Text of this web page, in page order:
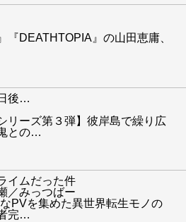
『DEATHTOPIA』の山田恵庸、
後…
リーズ第３弾】彼岸島で繰り広
との…
イムだった件
／みっつばー
PVを集めた異世界転生モノの
完…